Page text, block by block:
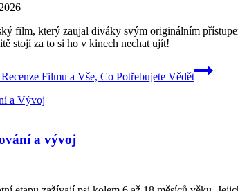
film, který zaujal diváky svým originálním
stojí za to si ho v kinech nechat ujít!
Filmu a Vše, Co Potřebujete Vědět
a vývoj